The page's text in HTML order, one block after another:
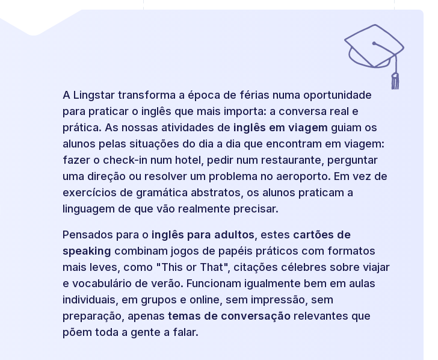
A Lingstar transforma a época de férias numa oportunidade
para praticar o inglês que mais importa: a conversa real e
prática. As nossas atividades de inglês em viagem guiam os
alunos pelas situações do dia a dia que encontram em viagem:
fazer o check-in num hotel, pedir num restaurante, perguntar
uma direção ou resolver um problema no aeroporto. Em vez de
exercícios de gramática abstratos, os alunos praticam a
linguagem de que vão realmente precisar.
Pensados para o inglês para adultos , estes cartões de
speaking combinam jogos de papéis práticos com formatos
mais leves, como "This or That", citações célebres sobre viajar
e vocabulário de verão. Funcionam igualmente bem em aulas
individuais, em grupos e online, sem impressão, sem
preparação, apenas temas de conversação relevantes que
põem toda a gente a falar.